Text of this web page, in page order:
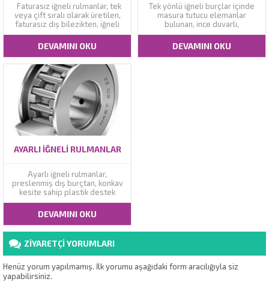
Faturasız iğneli rulmanlar, tek
veya çift sıralı olarak üretilen,
faturasız dış bilezikten, iğneli
kafesten ve çıkarılabilir iç
bilezikten oluşan ünitelerdir.
Rulmanlar ayrılabilir tiptedir. Bu
durum, dış bilezik, iğneli kafes
ve iç bileziğin birbirinden
bağımsız olarak takılabilmesine
izin verir.
DEVAMINI OKU
Tek yönlü iğneli burçlar içinde
masura tutucu elemanlar
bulunan, ince duvarlı,
preslenmiş dış bilezikler,
plastik kafesler, baskı yayları ve
iğne masuralardan oluşurlar.
Momentleri tek yönde
DEVAMINI OKU
AYARLI İĞNELI RULMANLAR
Ayarlı iğneli rulmanlar,
preslenmiş dış burçtan, konkav
kesite sahip plastik destek
bileziğinden, küresel dış yüzeyli
dış bilezikten, iğneli kafesten ve
çıkarılabilir iç bilezikten
oluşurlar. Rulmanlar eksenel
kaçıklıkları telafi ederler ve bu
sayede milin yuvaya göre
ayarsızlığını ortadan kaldırırlar.
Ayarlı iğneli...
DEVAMINI OKU
ZİYARETÇİ YORUMLARI
Henüz yorum yapılmamış. İlk yorumu aşağıdaki form aracılığıyla siz
yapabilirsiniz.